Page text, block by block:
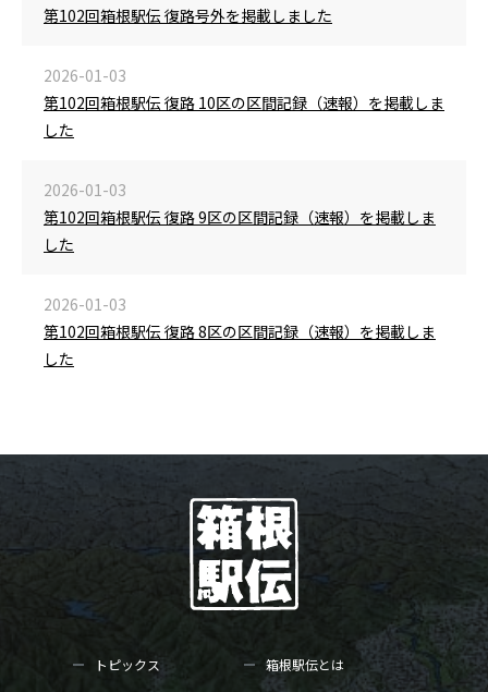
第102回箱根駅伝 復路号外を掲載しました
2026-01-03
第102回箱根駅伝 復路 10区の区間記録（速報）を掲載しま
した
2026-01-03
第102回箱根駅伝 復路 9区の区間記録（速報）を掲載しま
した
2026-01-03
第102回箱根駅伝 復路 8区の区間記録（速報）を掲載しま
した
トピックス 箱根駅伝とは